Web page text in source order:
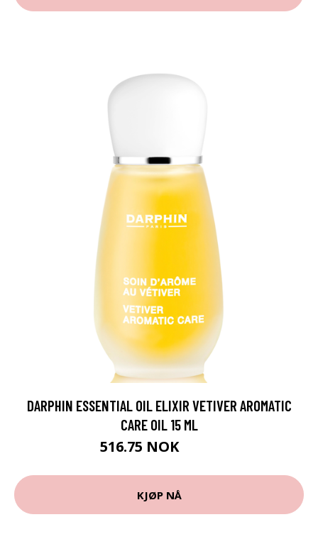
DARPHIN ESSENTIAL OIL ELIXIR VETIVER AROMATIC
CARE OIL 15 ML
516.75 NOK
KJØP NÅ